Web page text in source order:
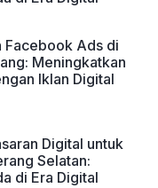
Facebook Ads di
Meningkatkan
Iklan Digital
Digital untuk
Selatan:
di Era Digital